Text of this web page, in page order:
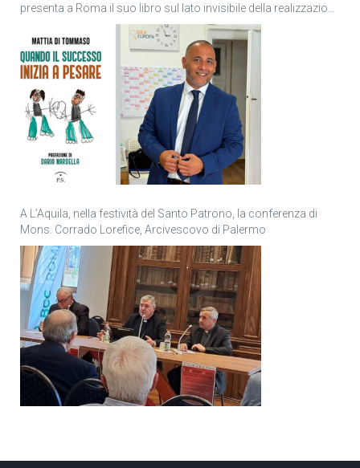
presenta a Roma il suo libro sul lato invisibile della realizzazione
A L’Aquila, nella festività del Santo Patrono, la conferenza di
Mons. Corrado Lorefice, Arcivescovo di Palermo